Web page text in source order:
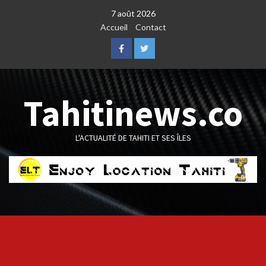
7 août 2026
Accueil
Contact
FacebookTwitter
Tahitinews.co
L'ACTUALITÉ DE TAHITI ET SES ÎLES